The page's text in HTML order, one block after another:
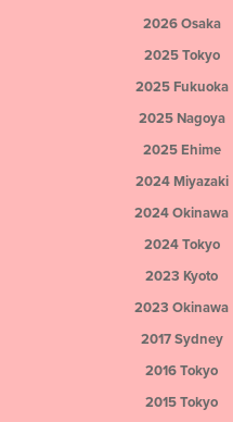
2026 Osaka
2025 Tokyo
2025 Fukuoka
2025 Nagoya
2025 Ehime
2024 Miyazaki
2024 Okinawa
2024 Tokyo
2023 Kyoto
2023 Okinawa
2017 Sydney
2016 Tokyo
2015 Tokyo